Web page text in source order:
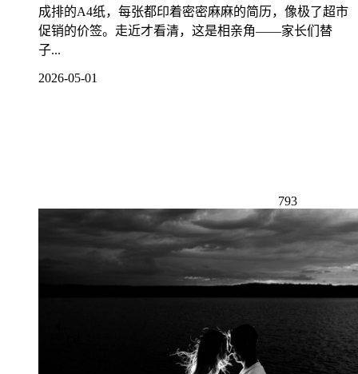
成排的A4纸，每张都印着密密麻麻的简历，像极了超市
促销的价签。走近才看清，这是相亲角——家长们替
子...
2026-05-01
793